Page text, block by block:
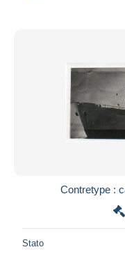
Contretype :
Stato